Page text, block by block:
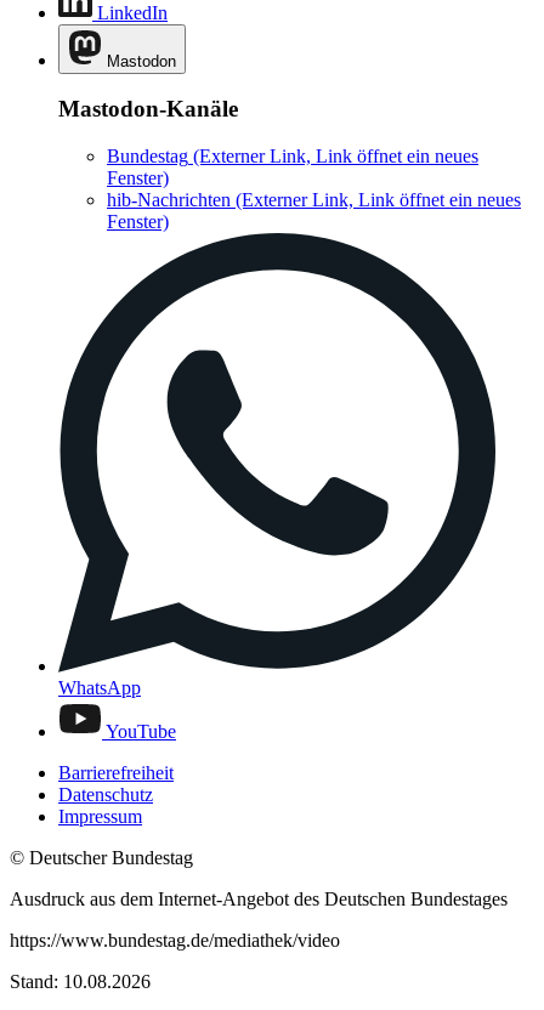
LinkedIn
Mastodon
Mastodon-Kanäle
Bundestag (Externer Link, Link öffnet ein neues
Fenster)
hib-Nachrichten (Externer Link, Link öffnet ein neues
Fenster)
WhatsApp
YouTube
Barrierefreiheit
Datenschutz
Impressum
© Deutscher Bundestag
Ausdruck aus dem Internet-Angebot des Deutschen Bundestages
https://www.bundestag.de/mediathek/video
Stand: 10.08.2026